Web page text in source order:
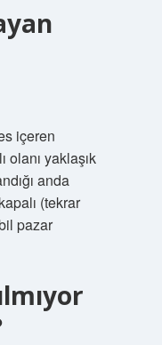
içeren
olanı yaklaşık
anda
(tekrar
pazar